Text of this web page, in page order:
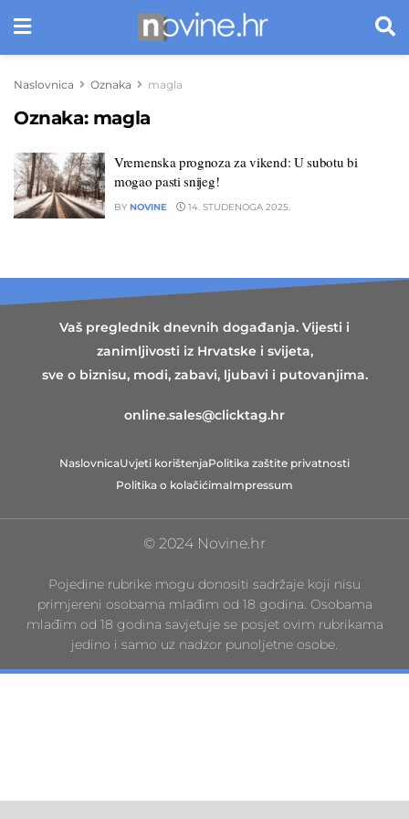
Naslovnica Oznaka magla
Oznaka: magla
Vremenska prognoza za vikend: U subotu bi
mogao pasti snijeg!
BY NOVINE 14. STUDENOGA 2025.
Vaš preglednik dnevnih događanja. Vijesti i
zanimljivosti iz Hrvatske i svijeta,
sve o biznisu, modi, zabavi, ljubavi i putovanjima.
online.sales@clicktag.hr
NaslovnicaUvjeti korištenjaPolitika zaštite privatnosti
Politika o kolačićimaImpressum
© 2024 Novine.hr
Pojedine rubrike mogu donositi sadržaje koji nisu
primjereni osobama mlađim od 18 godina. Osobama
mlađim od 18 godina savjetuje se posjet ovim rubrikama
jedino i samo uz nadzor punoljetne osobe.